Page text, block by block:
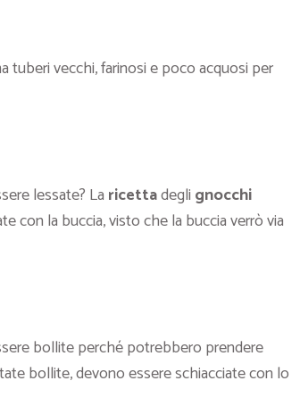
tuberi vecchi, farinosi e poco acquosi per
lessate? Laricettadegli gnocchi
con la buccia, visto che la buccia verrò via
bollite perché potrebbero prendere
bollite, devono essere schiacciate con lo